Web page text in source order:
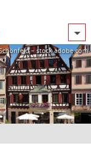
– stock.adobe.com